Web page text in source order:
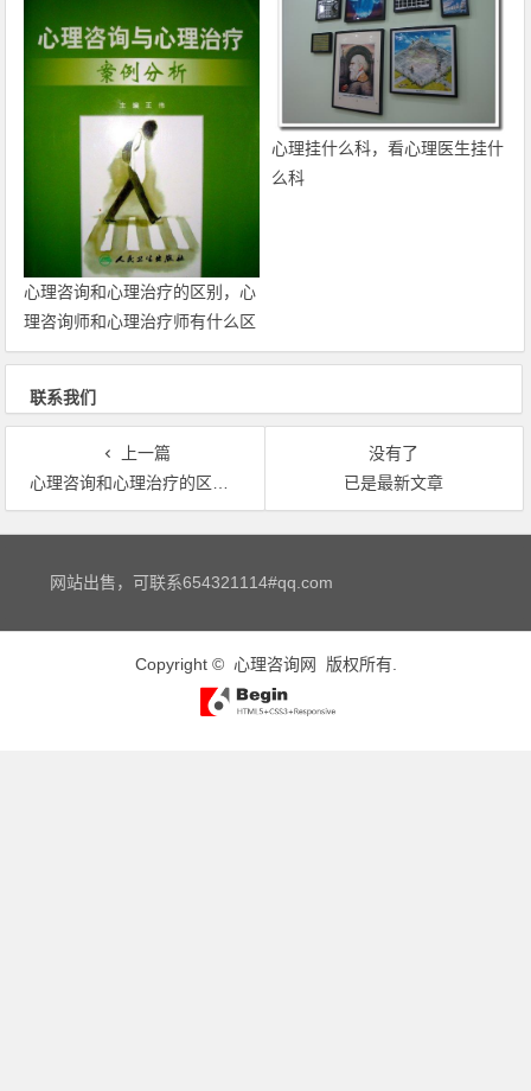
心理咨询和心理治疗的区别，心
理咨询师和心理治疗师有什么区
别吗？
心理挂什么科，看心理医生挂什
么科
联系我们
上一篇
心理咨询和心理治疗的区别，心理咨询师和心理治疗师有什么区别吗？
没有了
已是最新文章
文章导航
网站出售，可联系654321114#qq.com
Copyright © 心理咨询网 版权所有.